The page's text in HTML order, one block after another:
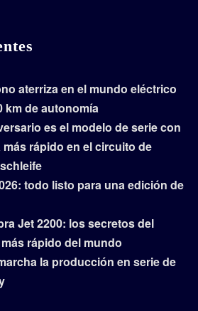
aterriza en el mundo eléctrico
km de autonomía
es el modelo de serie con
rápido en el circuito de
todo listo para una edición de
Jet 2200: los secretos del
rápido del mundo
la producción en serie de